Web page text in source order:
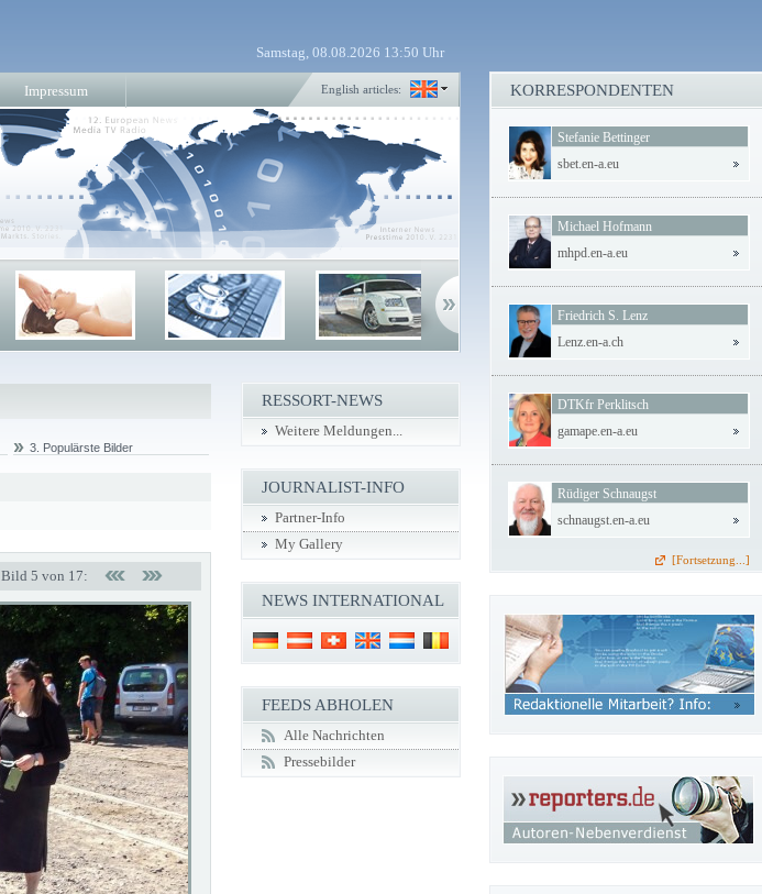
Samstag, 08.08.2026 13:50 Uhr
Impressum English articles:
3. Populärste Bilder
Bild 5 von 17:
RESSORT-NEWS
Weitere Meldungen...
JOURNALIST-INFO
Partner-Info
My Gallery
NEWS INTERNATIONAL
FEEDS ABHOLEN
Alle Nachrichten
Pressebilder
KORRESPONDENTEN
Stefanie Bettinger
sbet.en-a.eu
Michael Hofmann
mhpd.en-a.eu
Friedrich S. Lenz
Lenz.en-a.ch
DTKfr Perklitsch
gamape.en-a.eu
Rüdiger Schnaugst
schnaugst.en-a.eu
[Fortsetzung...]